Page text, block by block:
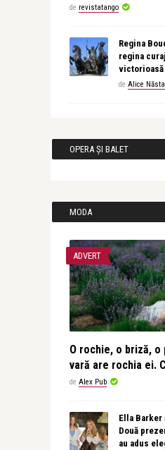
de revistatango
Regina
regina
victorioasă
de Alice
OPERA ȘI BALET
MODA
ADVERT
O rochie, o briză,
vară are rochia ei.
de Alex Pub
Ella
Două
au adus